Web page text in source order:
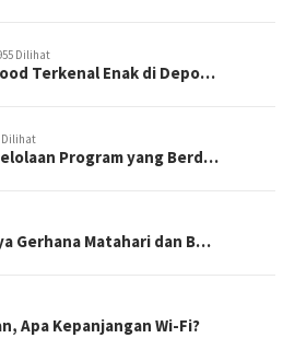
Dilihat
Terkenal Enak di Depo…
Dilihat
Program yang Berd…
Gerhana Matahari dan B…
Apa Kepanjangan Wi-Fi?